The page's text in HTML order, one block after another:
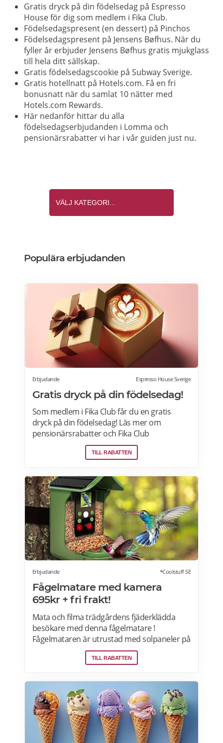
Gratis dryck på din födelsedag på Espresso
House för dig som medlem i Fika Club.
Födelsedagspresent (en dessert) på Pinchos
Födelsedagspresent på Jensens Bøfhus. När du
fyller år erbjuder Jensens Bøfhus gratis mjukglass
till hela ditt sällskap.
Gratis födelsedagscookie på Subway Sverige.
Gratis hotellnatt på Hotels.com. Få en fri
bonusnatt när du samlat 10 nätter med
Hotels.com Rewards.
Här nedanför hittar du alla
födelsedagserbjudanden i Lomma och
pensionärsrabatter vi har i vår guiden just nu.
Populära erbjudanden
Erbjudande Espresso House Sverige
Gratis dryck på din födelsedag!
Som medlem i Fika Club får du en gratis
dryck på din födelsedag! Läs mer om
pensionärsrabatter och Fika Club
medlemskap på Espresso House här.
TILL RABATTEN
Erbjudande *Coolstuff SE
Fågelmatare med kamera
695kr + fri frakt!
Mata och filma trädgårdens fjäderklädda
besökare med denna fågelmatare !
Fågelmataren är utrustad med solpaneler på
taket och kan både fota och filma under
såväl dagtid som nattetid. Installationen är
adaptern, och du kan enkelt överföra
bilderna via den medföljande USB-kabeln.
TILL RABATTEN